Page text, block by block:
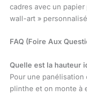
cadres avec un
wall-art »
FAQ (Foire Aux
Quelle est la hauteur
Pour une
plinthe et on monte à